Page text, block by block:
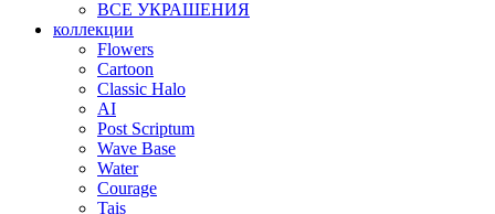
ВСЕ УКРАШЕНИЯ
коллекции
Flowers
Cartoon
Classic Halo
AI
Post Scriptum
Wave Base
Water
Courage
Tais